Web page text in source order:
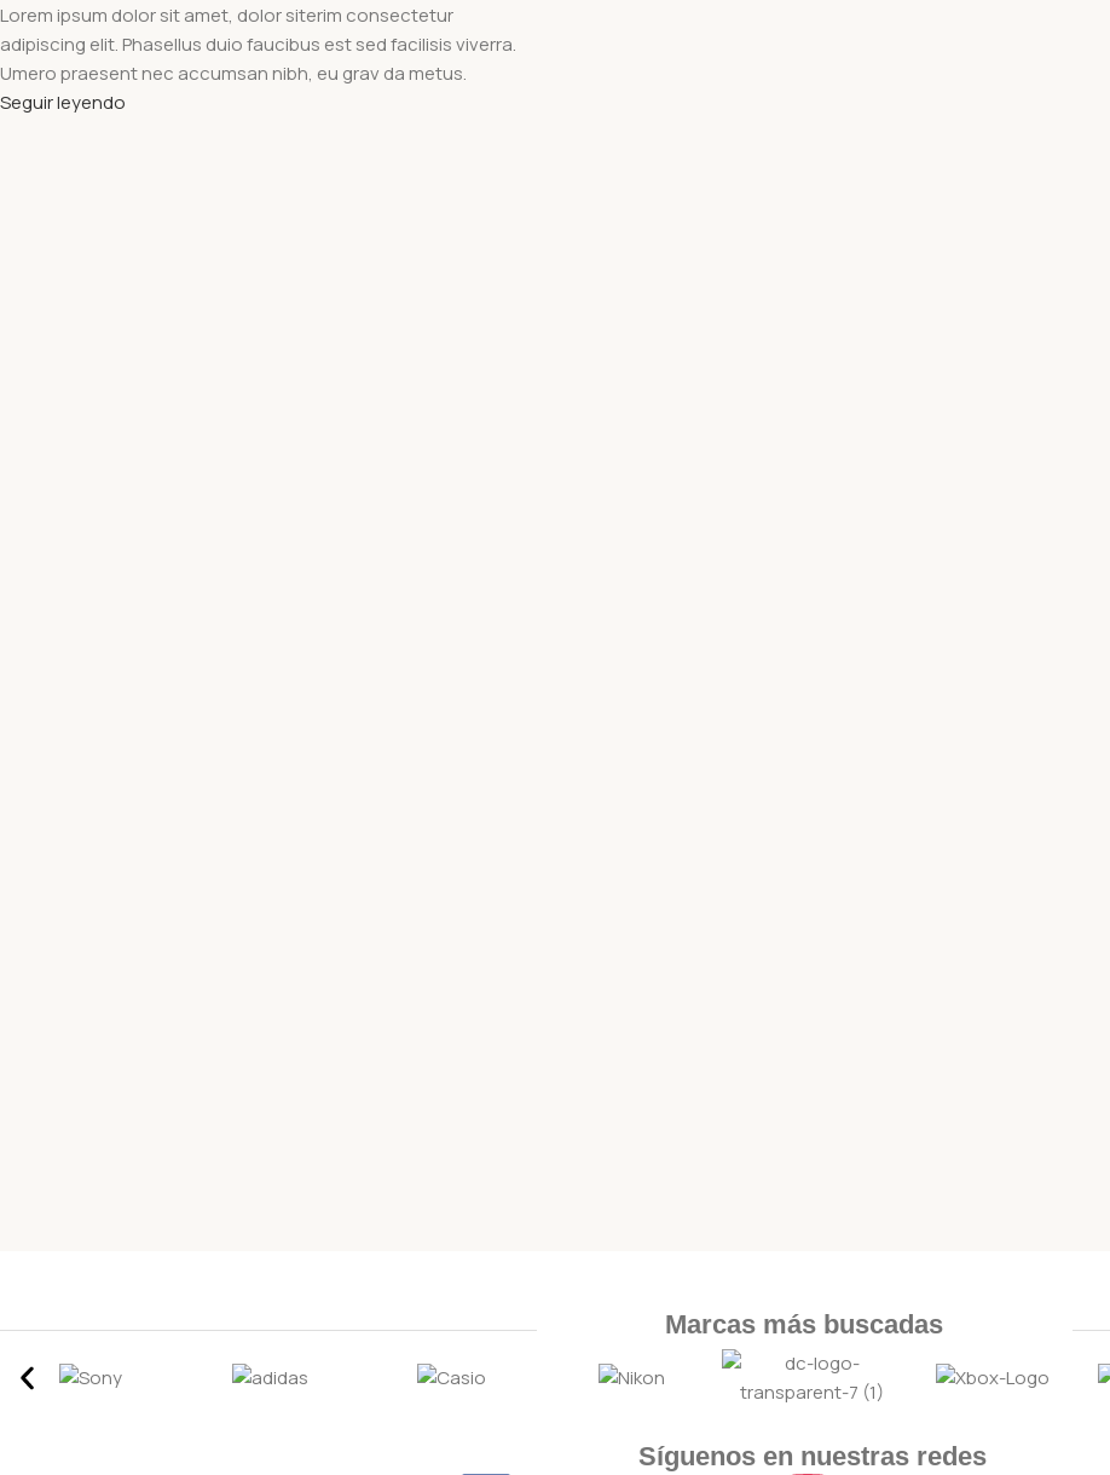
Lorem ipsum dolor sit amet, dolor siterim consectetur
adipiscing elit. Phasellus duio faucibus est sed facilisis viverra.
Umero praesent nec accumsan nibh, eu grav da metus.
Seguir leyendo
Marcas más buscadas
Síguenos en nuestras redes